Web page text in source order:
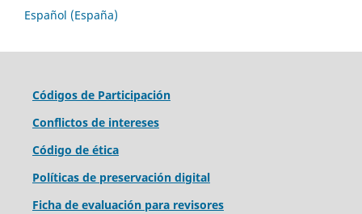
Español (España)
Códigos de Participación
Conflictos de intereses
Código de ética
Políticas de preservación digital
Ficha de evaluación para revisores